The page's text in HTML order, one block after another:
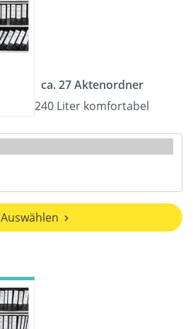
ca. 27 Aktenordner
240 Liter komfortabel
Auswählen